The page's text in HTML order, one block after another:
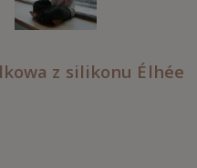
z silikonu Élhée